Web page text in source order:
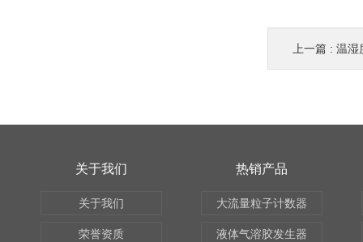
上一篇 : 温湿
关于我们
关于我们
荣誉资质
热销产品
大流量粒子计数器
液体气溶胶发生器